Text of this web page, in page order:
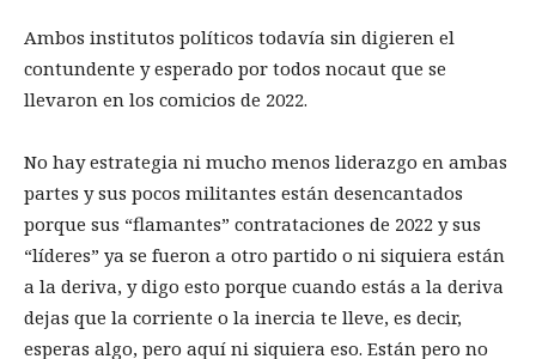
Ambos institutos políticos todavía sin digieren el
contundente y esperado por todos nocaut que se
llevaron en los comicios de 2022.
No hay estrategia ni mucho menos liderazgo en ambas
partes y sus pocos militantes están desencantados
porque sus “flamantes” contrataciones de 2022 y sus
“líderes” ya se fueron a otro partido o ni siquiera están
a la deriva, y digo esto porque cuando estás a la deriva
dejas que la corriente o la inercia te lleve, es decir,
esperas algo, pero aquí ni siquiera eso. Están pero no